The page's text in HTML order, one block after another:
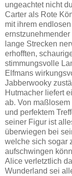
ungeachtet nicht
Carter als Rote
mit ihrem
lange Strecken
erhofften,
stimmungsvolle
Elfmans
Jabberwooky
Hutmacher liefert
ab. Von
und perfektem
seiner Figur ist
überwiegen bei
welche sich sogar
aufschwingen
Alice verletztlich
Wunderland sei